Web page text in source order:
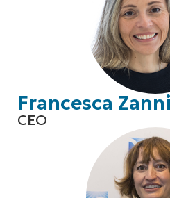
Francesca
CEO